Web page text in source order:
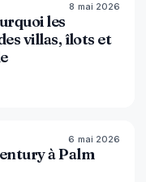
% 81
8 mai 2026
les
villas, îlots et
% 68
6 mai 2026
à Palm